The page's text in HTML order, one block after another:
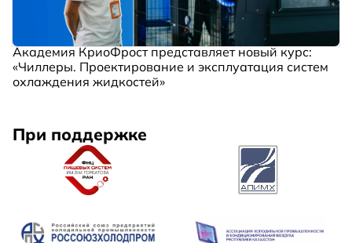
Академия КриоФрост представляет новый курс:
«Чиллеры. Проектирование и эксплуатация систем
охлаждения жидкостей»
При поддержке